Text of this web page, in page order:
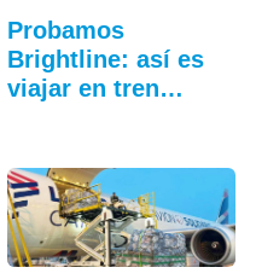
Probamos
Brightline: así es
viajar en tren